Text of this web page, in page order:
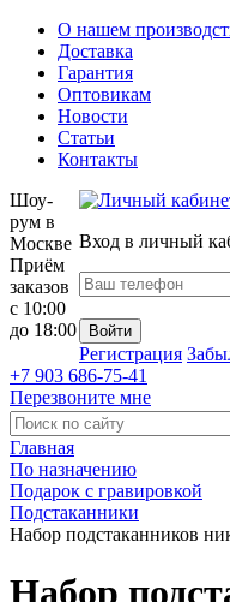
О нашем
Доставка
Гарантия
Оптовикам
Новости
Статьи
Контакты
Вход в личный
Регистрация
Шоу-
рум в
Москве
Приём
заказов
с 10:00
до 18:00
+7 903 686-75-41
Перезвоните мне
Главная
По назначению
Подарок с гравировкой
Подстаканники
Набор подстаканников
Набор